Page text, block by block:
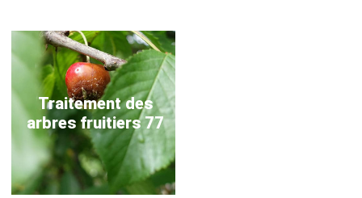
Traitement des
arbres fruitiers 77